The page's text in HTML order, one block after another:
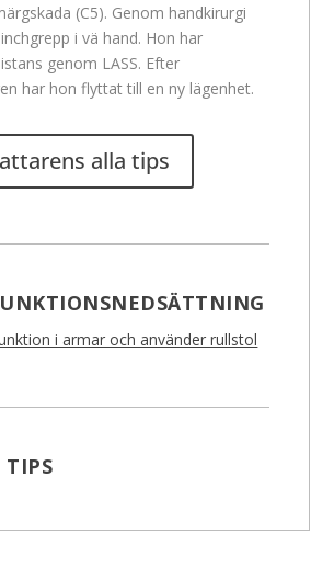
(C5). Genom handkirurgi
i vä hand. Hon har
genom LASS. Efter
har hon flyttat till en ny lägenhet.
alla tips
i armar och använder rullstol
TIPS